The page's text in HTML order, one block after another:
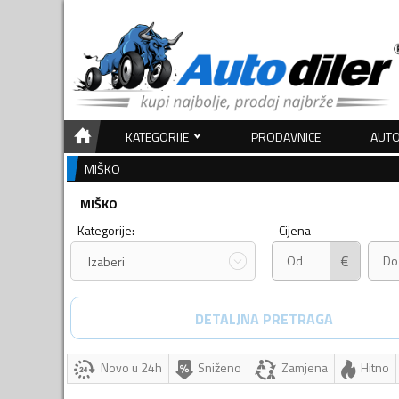
KATEGORIJE PRODAVNICE
MIŠKO
MIŠKO
Kategorije:
Izaberi
Cijena
€
DETALJNA PRETRAGA
Novo u 24h Sniženo Zamjena Hitno